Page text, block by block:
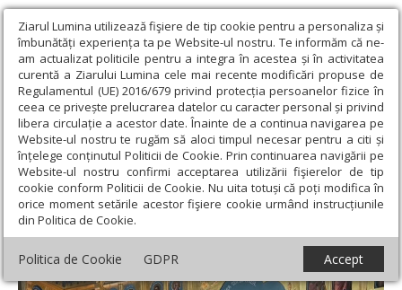
Ziarul Lumina utilizează fişiere de tip cookie pentru a personaliza și
îmbunătăți experiența ta pe Website-ul nostru. Te informăm că ne-
am actualizat politicile pentru a integra în acestea și în activitatea
curentă a Ziarului Lumina cele mai recente modificări propuse de
Regulamentul (UE) 2016/679 privind protecția persoanelor fizice în
ceea ce privește prelucrarea datelor cu caracter personal și privind
libera circulație a acestor date. Înainte de a continua navigarea pe
Website-ul nostru te rugăm să aloci timpul necesar pentru a citi și
înțelege conținutul Politicii de Cookie. Prin continuarea navigării pe
Website-ul nostru confirmi acceptarea utilizării fişierelor de tip
cookie conform Politicii de Cookie. Nu uita totuși că poți modifica în
orice moment setările acestor fişiere cookie urmând instrucțiunile
din Politica de Cookie.
Politica de Cookie GDPR Accept
Ziarul Lumina › Actualitate religioasă › Știri › Episcopul
Alexandriei și Teleormanului la o biserică din Roșiori de Vede
Episcopul Alexandriei și Teleormanului la o
biserică din Roșiori de Vede